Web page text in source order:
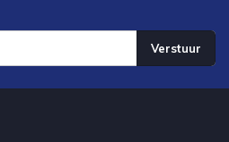
Verstuur